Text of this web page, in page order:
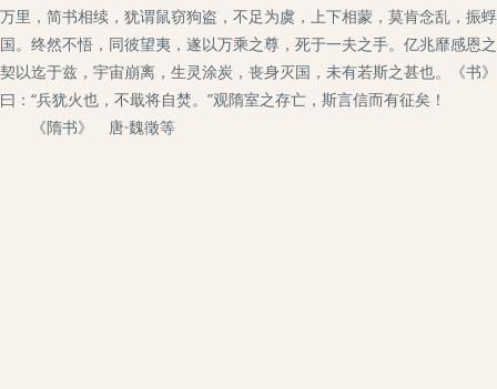
万里，简书相续，犹谓鼠窃狗盗，不足为虞，上下相蒙，莫肯念乱，振
国。终然不悟，同彼望夷，遂以万乘之尊，死于一夫之手。亿兆靡感
契以迄于兹，宇宙崩离，生灵涂炭，丧身灭国，未有若斯之甚也。《书
曰：“兵犹火也，不戢将自焚。”观隋室之存亡，斯言信而有征矣！
《隋书》 唐·魏徵等